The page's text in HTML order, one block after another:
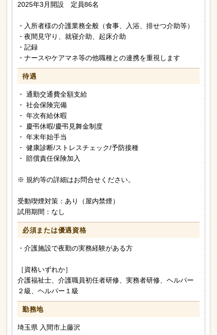
2025年3月開設 定員86名
・入所者様の介護業務全般（食事、入浴、排せつ介助等）
・夜間見守り、就寝介助、起床介助
・記録
・ナースやケアマネ等の他職種との連携を重視します
待遇
・ 通勤交通費全額支給
・ 社会保険完備
・ 年次有給休暇
・ 慶弔休暇/慶弔見舞金制度
・ 年末年始手当
・ 健康診断/ストレスチェック/予防接種
・ 賠償責任保険加入
※ 規約等の詳細はお問合せください。
受動喫煙対策：あり（屋内禁煙）
試用期間：なし
必須または優遇資格
・介護施設で夜勤の実務経験がある方
［資格いずれか］
介護福祉士、介護職員初任者研修、実務者研修、ヘルパー
２級、ヘルパー１級
勤務地
埼玉県 入間市上藤沢